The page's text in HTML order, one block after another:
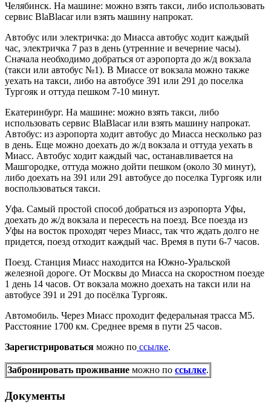
Челябинск. На машине: можно взять такси, либо использовать
сервис BlaBlacar или взять машину напрокат.
Автобус или электричка: до Миасса автобус ходит каждый
час, электричка 7 раз в день (утренние и вечерние часы).
Сначала необходимо добраться от аэропорта до ж/д вокзала
(такси или автобус №1). В Миассе от вокзала можно также
уехать на такси, либо на автобусе 391 или 291 до поселка
Тургояк и оттуда пешком 7-10 минут.
Екатеринбург. На машине: можно взять такси, либо
использовать сервис BlaBlacar или взять машину напрокат.
Автобус: из аэропорта ходит автобус до Миасса несколько раз
в день. Еще можно доехать до ж/д вокзала и оттуда уехать в
Миасс. Автобус ходит каждый час, останавливается на
Машгородке, оттуда можно дойти пешком (около 30 минут),
либо доехать на 391 или 291 автобусе до поселка Тургояк или
воспользоваться такси.
Уфа. Самый простой способ добраться из аэропорта Уфы,
доехать до ж/д вокзала и пересесть на поезд. Все поезда из
Уфы на восток проходят через Миасс, так что ждать долго не
придется, поезд отходит каждый час. Время в пути 6-7 часов.
Поезд. Станция Миасс находится на Южно-Уральской
железной дороге. От Москвы до Миасса на скоростном поезде
1 день 14 часов. От вокзала можно доехать на такси или на
автобусе 391 и 291 до посёлка Тургояк.
Автомобиль. Через Миасс проходит федеральная трасса М5.
Расстояние 1700 км. Среднее время в пути 25 часов.
Зарегистрироваться можно по ссылке.
Забронировать проживание можно по ссылке.
Документы